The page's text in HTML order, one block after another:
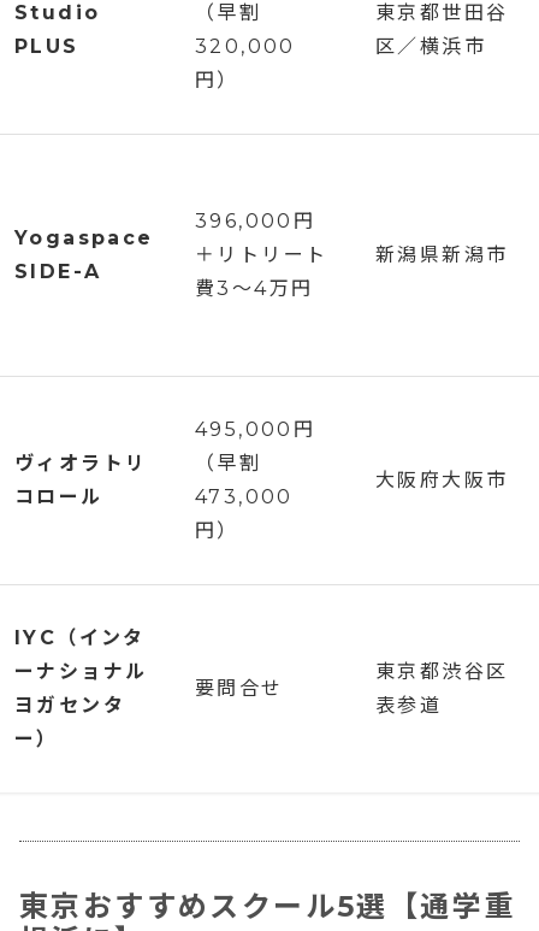
Studio
PLUS
（早割
320,000
円）
東京都世田谷
区／横浜市
Yogaspace
SIDE-A
396,000円
＋リトリート
費3〜4万円
新潟県新潟市
ヴィオラトリ
コロール
495,000円
（早割
473,000
円）
大阪府大阪市
IYC（インタ
ーナショナル
ヨガセンタ
ー）
要問合せ
東京都渋谷区
表参道
東京おすすめスクール5選【通学重